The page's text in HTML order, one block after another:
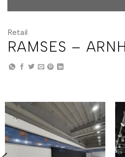
Retail
RAMSES –